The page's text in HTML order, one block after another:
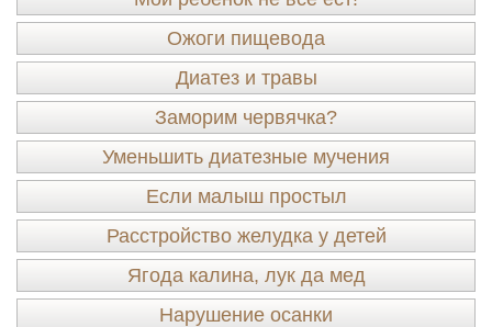
Ожоги пищевода
Диатез и травы
Заморим червячка?
Уменьшить диатезные мучения
Если малыш простыл
Расстройство желудка у детей
Ягода калина, лук да мед
Нарушение осанки